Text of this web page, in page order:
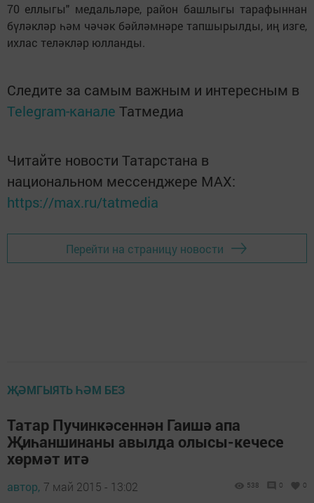
70 еллыгы" медальләре, район башлыгы тарафыннан
бүләкләр һәм чәчәк бәйләмнәре тапшырылды, иң изге,
ихлас теләкләр юлланды.
Следите за самым важным и интересным в
Telegram-канале Татмедиа
Читайте новости Татарстана в
национальном мессенджере MАХ:
https://max.ru/tatmedia
Перейти на страницу новости
ҖӘМГЫЯТЬ ҺӘМ БЕЗ
Татар Пучинкәсеннән Гаишә апа
Җиһаншинаны авылда олысы-кечесе
хөрмәт итә
автор, 7 май 2015 - 13:02 538 0 0